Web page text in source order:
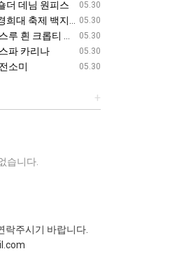
05.30
더 데님 원피스
05.30
대 축제 백지헌
05.30
롭티 에스파 닝닝
05.30
파 카리나
05.30
소미
+
습니다.
락주시기 바랍니다.